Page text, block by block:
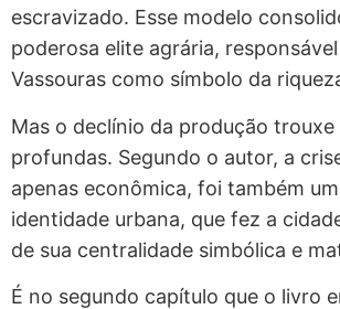
escravizado. Esse modelo
poderosa elite agrária,
Vassouras como símbolo da
Mas o declínio da produção
profundas. Segundo o autor, a
apenas econômica, foi também
identidade urbana, que fez a
de sua centralidade simbólica e
É no segundo capítulo que o livro